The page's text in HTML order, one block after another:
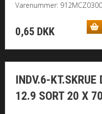
Varenummer:
0,65 DKK
INDV.6-KT.SKRUE
12.9 SORT 20 X 70